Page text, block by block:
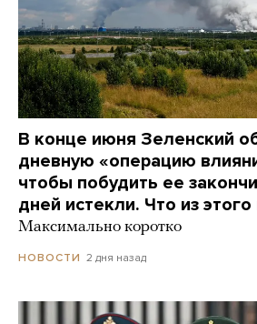
В конце июня Зеленский
дневную «операцию
чтобы побудить ее
дней истекли. Что из
Максимально коротко
НОВОСТИ 2 дня назад